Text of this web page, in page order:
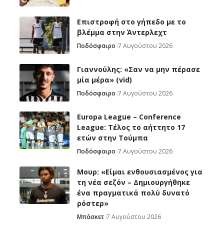
Επιστροφή στο γήπεδο με το
βλέμμα στην Άντερλεχτ
Ποδόσφαιρο 7 Αυγούστου 2026
Γιαννούλης: «Σαν να μην πέρασε
μία μέρα» (vid)
Ποδόσφαιρο 7 Αυγούστου 2026
Europa League – Conference
League: Τέλος το αήττητο 17
ετών στην Τούμπα
Ποδόσφαιρο 7 Αυγούστου 2026
Μουρ: «Είμαι ενθουσιασμένος για
τη νέα σεζόν – Δημιουργήθηκε
ένα πραγματικά πολύ δυνατό
ρόστερ»
Μπάσκετ 7 Αυγούστου 2026